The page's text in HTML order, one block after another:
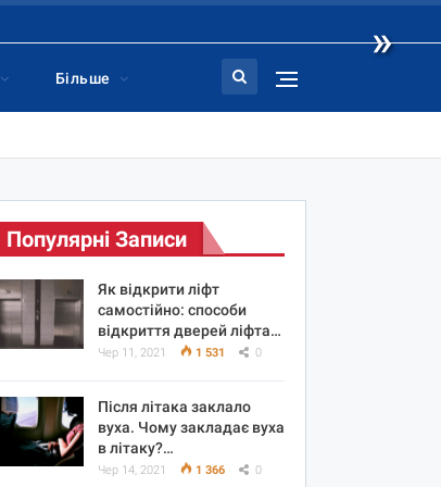
»
Більше
Популярні Записи
Як відкрити ліфт
самостійно: способи
відкриття дверей ліфта…
Чер 11, 2021 1 531 0
Після літака заклало
вуха. Чому закладає вуха
в літаку?…
Чер 14, 2021 1 366 0